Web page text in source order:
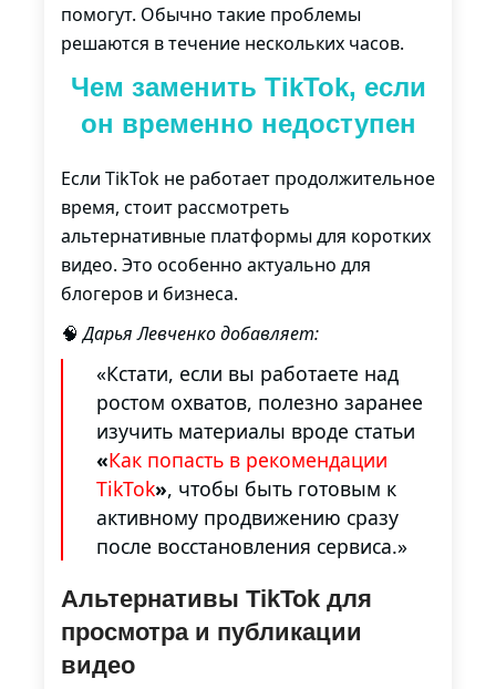
помогут. Обычно такие проблемы
решаются в течение нескольких часов.
Чем заменить TikTok, если
он временно недоступен
Если TikTok не работает продолжительное
время, стоит рассмотреть
альтернативные платформы для коротких
видео. Это особенно актуально для
блогеров и бизнеса.
🧠Дарья Левченко добавляет:
«Кстати, если вы работаете над
ростом охватов, полезно заранее
изучить материалы вроде статьи
«Как попасть в рекомендации
TikTok», чтобы быть готовым к
активному продвижению сразу
после восстановления сервиса.»
Альтернативы TikTok для
просмотра и публикации
видео